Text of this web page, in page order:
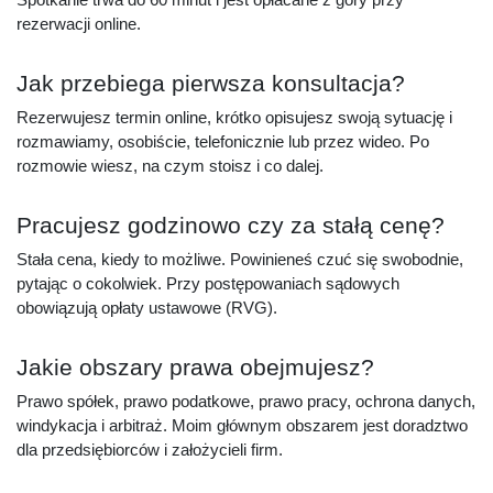
rezerwacji online.
Jak przebiega pierwsza konsultacja?
Rezerwujesz termin online, krótko opisujesz swoją sytuację i
rozmawiamy, osobiście, telefonicznie lub przez wideo. Po
rozmowie wiesz, na czym stoisz i co dalej.
Pracujesz godzinowo czy za stałą cenę?
Stała cena, kiedy to możliwe. Powinieneś czuć się swobodnie,
pytając o cokolwiek. Przy postępowaniach sądowych
obowiązują opłaty ustawowe (RVG).
Jakie obszary prawa obejmujesz?
Prawo spółek, prawo podatkowe, prawo pracy, ochrona danych,
windykacja i arbitraż. Moim głównym obszarem jest doradztwo
dla przedsiębiorców i założycieli firm.